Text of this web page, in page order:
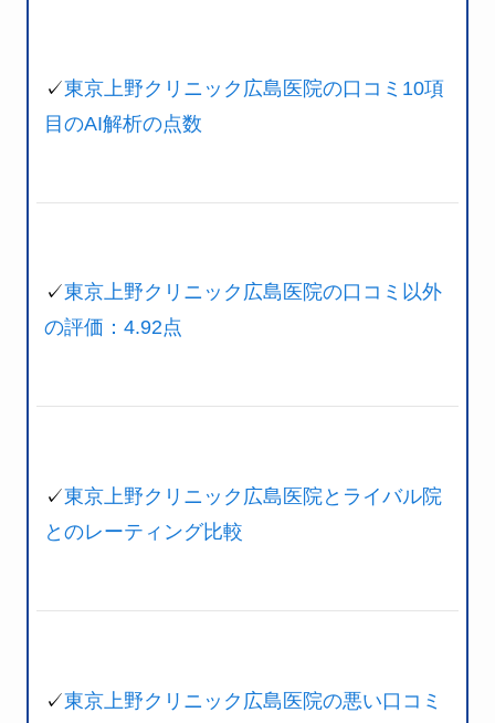
✓東京上野クリニック広島医院の口コミ10項
目のAI解析の点数
✓東京上野クリニック広島医院の口コミ以外
の評価：4.92点
✓東京上野クリニック広島医院とライバル院
とのレーティング比較
✓東京上野クリニック広島医院の悪い口コミ